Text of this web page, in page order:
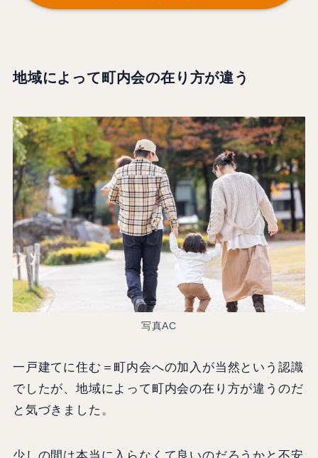
地域によって町内会の在り方が違う
写真AC
一戸建てに住む＝町内会への加入が当然という認識
でしたが、地域によって町内会の在り方が違うのだ
と気づきました。